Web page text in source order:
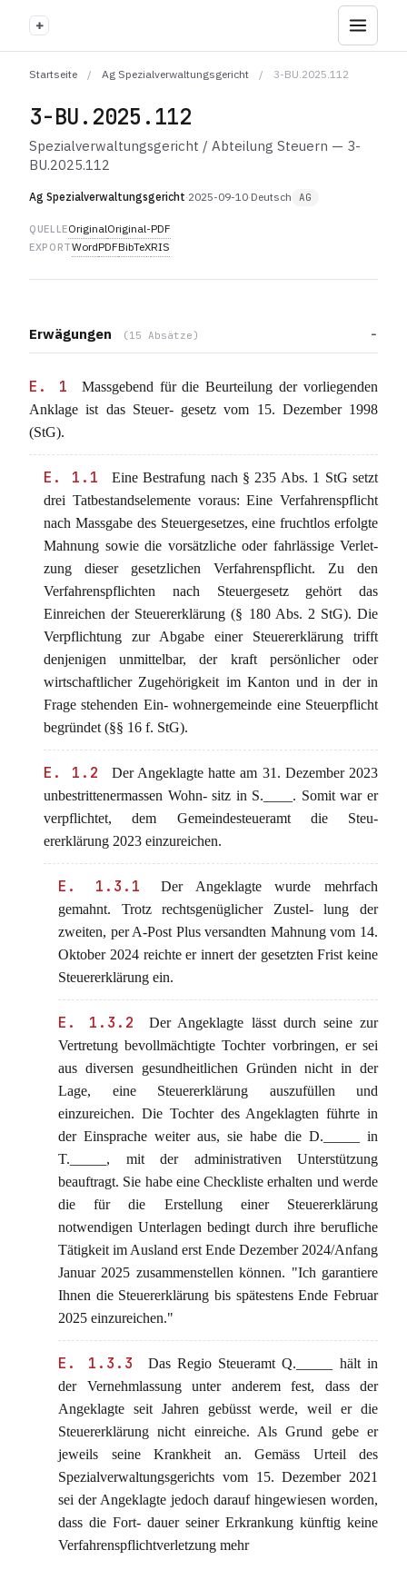
+
Startseite / Ag Spezialverwaltungsgericht / 3-BU.2025.112
3-BU.2025.112
Spezialverwaltungsgericht / Abteilung Steuern — 3-
BU.2025.112
Ag Spezialverwaltungsgericht·2025-09-10·Deutsch AG
QUELLEOriginalOriginal-PDF
EXPORTWordPDFBibTeXRIS
Erwägungen (15 Absätze)
E. 1
Massgebend für die Beurteilung der vorliegenden
Anklage ist das Steuer- gesetz vom 15. Dezember 1998
(StG).
E. 1.1
Eine Bestrafung nach § 235 Abs. 1 StG setzt
drei Tatbestandselemente voraus: Eine Verfahrenspflicht
nach Massgabe des Steuergesetzes, eine fruchtlos erfolgte
Mahnung sowie die vorsätzliche oder fahrlässige Verlet-
zung dieser gesetzlichen Verfahrenspflicht. Zu den
Verfahrenspflichten nach Steuergesetz gehört das
Einreichen der Steuererklärung (§ 180 Abs. 2 StG). Die
Verpflichtung zur Abgabe einer Steuererklärung trifft
denjenigen unmittelbar, der kraft persönlicher oder
wirtschaftlicher Zugehörigkeit im Kanton und in der in
Frage stehenden Ein- wohnergemeinde eine Steuerpflicht
begründet (§§ 16 f. StG).
E. 1.2
Der Angeklagte hatte am 31. Dezember 2023
unbestrittenermassen Wohn- sitz in S.____. Somit war er
verpflichtet, dem Gemeindesteueramt die Steu-
ererklärung 2023 einzureichen.
E. 1.3.1
Der Angeklagte wurde mehrfach
gemahnt. Trotz rechtsgenüglicher Zustel- lung der
zweiten, per A-Post Plus versandten Mahnung vom 14.
Oktober 2024 reichte er innert der gesetzten Frist keine
Steuererklärung ein.
E. 1.3.2
Der Angeklagte lässt durch seine zur
Vertretung bevollmächtigte Tochter vorbringen, er sei
aus diversen gesundheitlichen Gründen nicht in der
Lage, eine Steuererklärung auszufüllen und
einzureichen. Die Tochter des Angeklagten führte in
der Einsprache weiter aus, sie habe die D._____ in
T._____, mit der administrativen Unterstützung
beauftragt. Sie habe eine Checkliste erhalten und werde
die für die Erstellung einer Steuererklärung
notwendigen Unterlagen bedingt durch ihre berufliche
Tätigkeit im Ausland erst Ende Dezember 2024/Anfang
Januar 2025 zusammenstellen können. "Ich garantiere
Ihnen die Steuererklärung bis spätestens Ende Februar
2025 einzureichen."
E. 1.3.3
Das Regio Steueramt Q._____ hält in
der Vernehmlassung unter anderem fest, dass der
Angeklagte seit Jahren gebüsst werde, weil er die
Steuererklärung nicht einreiche. Als Grund gebe er
jeweils seine Krankheit an. Gemäss Urteil des
Spezialverwaltungsgerichts vom 15. Dezember 2021
sei der Angeklagte jedoch darauf hingewiesen worden,
dass die Fort- dauer seiner Erkrankung künftig keine
Verfahrenspflichtverletzung mehr